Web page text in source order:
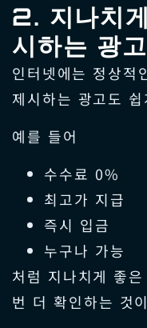
2. 지나치
시하는 광고
인터넷에는 정상적
제시하는 광고도
예를 들어
수수료 0%
최고가 지급
즉시 입금
누구나 가능
처럼 지나치게 좋
번 더 확인하는 것